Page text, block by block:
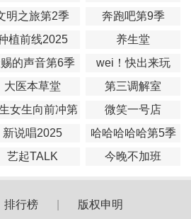
明之旅第2季
奔跑吧第9季
植前线2025
养生堂
的声音第6季
wei！快出来玩
大医本草堂
第三调解室
女生向前冲第
17季
微笑一号店
新说唱2025
哈哈哈哈哈第5季
艺起TALK 今晚不加班
排行榜 版权申明